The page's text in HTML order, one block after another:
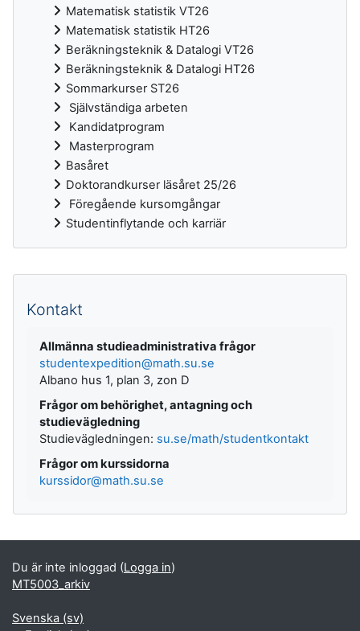
Matematisk statistik VT26
Matematisk statistik HT26
Beräkningsteknik & Datalogi VT26
Beräkningsteknik & Datalogi HT26
Sommarkurser ST26
Självständiga arbeten
Kandidatprogram
Masterprogram
Basåret
Doktorandkurser läsåret 25/26
Föregående kursomgångar
Studentinflytande och karriär
Kompletterande block
Kontakt
Allmänna studieadministrativa frågor
studentexpedition@math.su.se
Albano hus 1, plan 3, zon D
Frågor om behörighet, antagning och
studievägledning
Studievägledningen: su.se/math/studentkontakt
Frågor om kurssidorna
kurssidor@math.su.se
Du är inte inloggad (Logga in)
MT5003_arkiv
Svenska ‎(sv)‎